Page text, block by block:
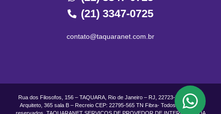
(21) 3347-0725
contato@taquaranet.com.br
Rua dos Filosofos, 156 – TAQUARA, Rio de Janeiro – RJ, 22723-500 Rua do
Arquiteto, 365 sala B – Recreio CEP: 22795-565 TN Fibra- Todos os direitos
reservados. TAQUARANET SERVICOS DE PROVEDOR DE INTERNET LTDA